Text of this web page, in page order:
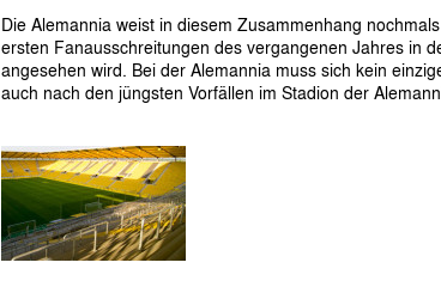
Die Alemannia weist in diesem Zusammenhang
ersten Fanausschreitungen des vergangenen Jahres in
angesehen wird. Bei der Alemannia muss sich kein
auch nach den jüngsten Vorfällen im Stadion der